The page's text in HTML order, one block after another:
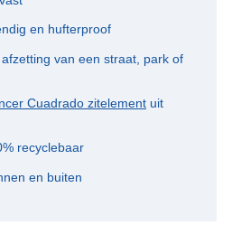
en hufterproof
van een straat, park of
Cuadrado zitelement uit
recyclebaar
en buiten